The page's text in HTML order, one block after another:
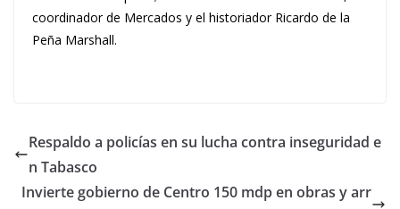
coordinador de Mercados y el historiador Ricardo de la
Peña Marshall.
Respaldo a policías en su lucha contra inseguridad e
n Tabasco
Invierte gobierno de Centro 150 mdp en obras y arr